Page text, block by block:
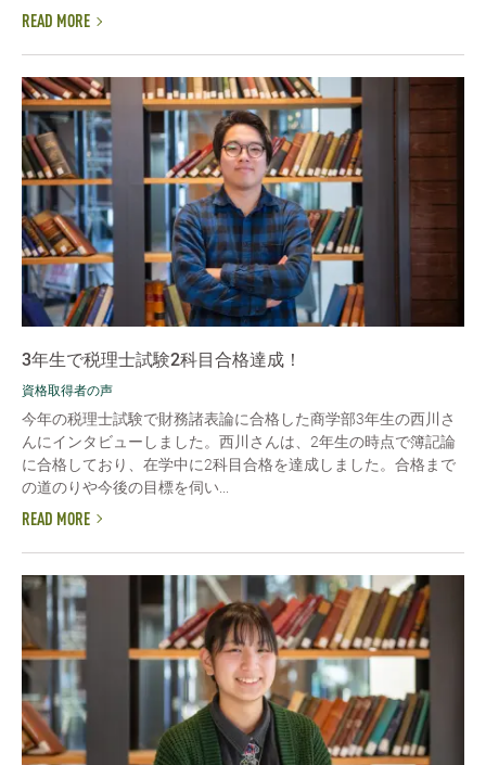
READ MORE
3年生で税理士試験2科目合格達成！
資格取得者の声
今年の税理士試験で財務諸表論に合格した商学部3年生の西川さ
んにインタビューしました。西川さんは、2年生の時点で簿記論
に合格しており、在学中に2科目合格を達成しました。合格まで
の道のりや今後の目標を伺い...
READ MORE